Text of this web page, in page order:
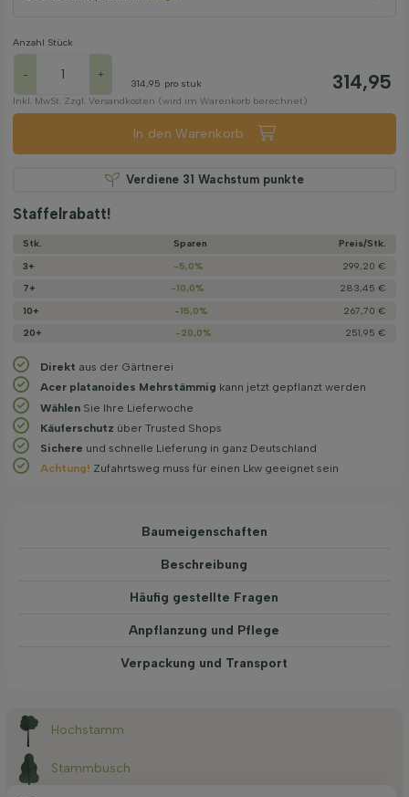
Anzahl Stück
- +
314,95 pro stuk 314,95
Inkl. MwSt. Zzgl. Versandkosten (wird im Warenkorb berechnet)
In den Warenkorb
Verdiene 31 Wachstum punkte
Staffelrabatt!
Stk. Sparen
Preis/­Stk.
3+
-5,0%
299,20 €
7+
-10,0%
283,45 €
10+
-15,0%
267,70 €
20+
-20,0% 251,95 €
Direkt aus der Gärtnerei
Acer platanoides Mehrstämmig kann jetzt gepflanzt werden
Wählen Sie Ihre Lieferwoche
Käuferschutz über Trusted Shops
Sichere und schnelle Lieferung in ganz Deutschland
Achtung! Zufahrtsweg muss für einen Lkw geeignet sein
Baum­eigen­schaften
Beschreibung
Häufig gestellte Fragen
Anpflanzung und Pflege
Verpackung und Transport
Hochstamm
Stammbusch